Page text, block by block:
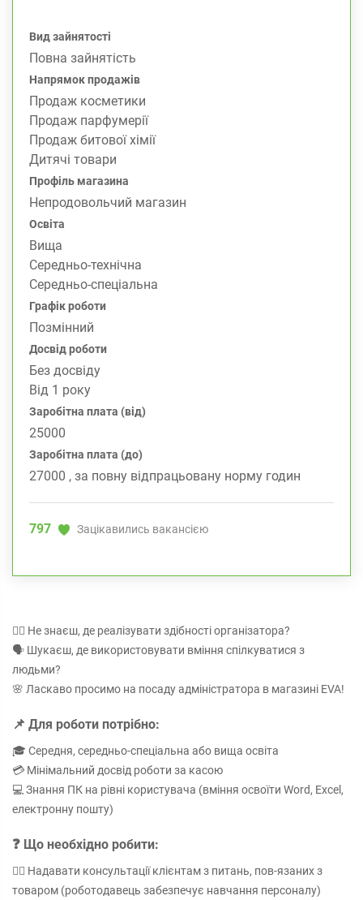
Вид зайнятості
Повна зайнятість
Напрямок продажів
Продаж косметики
Продаж парфумерії
Продаж битової хімії
Дитячі товари
Профіль магазина
Непродовольчий магазин
Освіта
Вища
Середньо-технічна
Середньо-спеціальна
Графік роботи
Позмінний
Досвід роботи
Без досвіду
Від 1 року
Заробітна плата (від)
25000
Заробітна плата (до)
27000 , за повну відпрацьовану норму годин
797 Зацікавились вакансією
🙋‍♀️ Не знаєш, де реалізувати здібності організатора?
🗣️ Шукаєш, де використовувати вміння спілкуватися з
людьми?
🌸 Ласкаво просимо на посаду адміністратора в магазині EVA!
📌 Для роботи потрібно:
🎓 Середня, середньо-спеціальна або вища освіта
💳 Мінімальний досвід роботи за касою
💻 Знання ПК на рівні користувача (вміння освоїти Word, Excel,
електронну пошту)
❓ Що необхідно робити:
🙋‍♀️ Надавати консультації клієнтам з питань, пов-язаних з
товаром (роботодавець забезпечує навчання персоналу)